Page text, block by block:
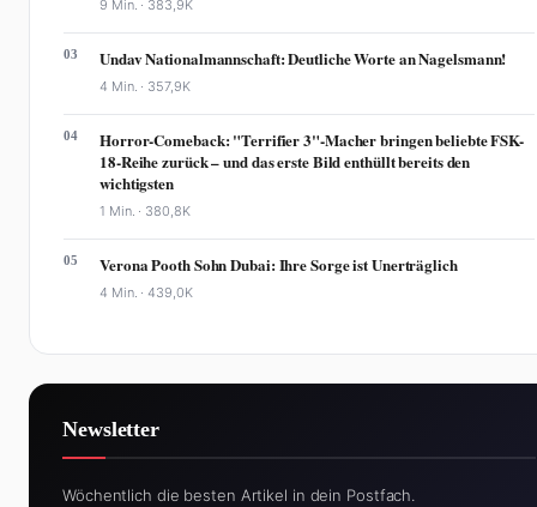
9 Min. · 383,9K
03 Undav Nationalmannschaft: Deutliche Worte an Nagelsmann!
4 Min. · 357,9K
04
Horror-Comeback: "Terrifier 3"-Macher bringen beliebte FSK-
18-Reihe zurück – und das erste Bild enthüllt bereits den
wichtigsten
1 Min. · 380,8K
05 Verona Pooth Sohn Dubai: Ihre Sorge ist Unerträglich
4 Min. ·439,0K
Newsletter
Wöchentlich die besten Artikel in dein Postfach.